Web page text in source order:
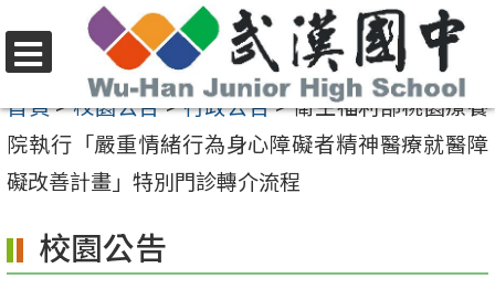
至
要
內
區
選
單
首頁>校園公告>行政公告>衛生福利部桃園療養
院執行「嚴重情緒行為身心障礙者精神醫療就醫障
礙改善計畫」特別門診轉介流程
校園公告